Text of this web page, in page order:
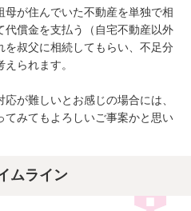
が住んでいた不動産を単独で相
償金を支払う（自宅不動産以外
を叔父に相続してもらい、不足分
られます。
が難しいとお感じの場合には、
みてもよろしいご事案かと思い
ムライン